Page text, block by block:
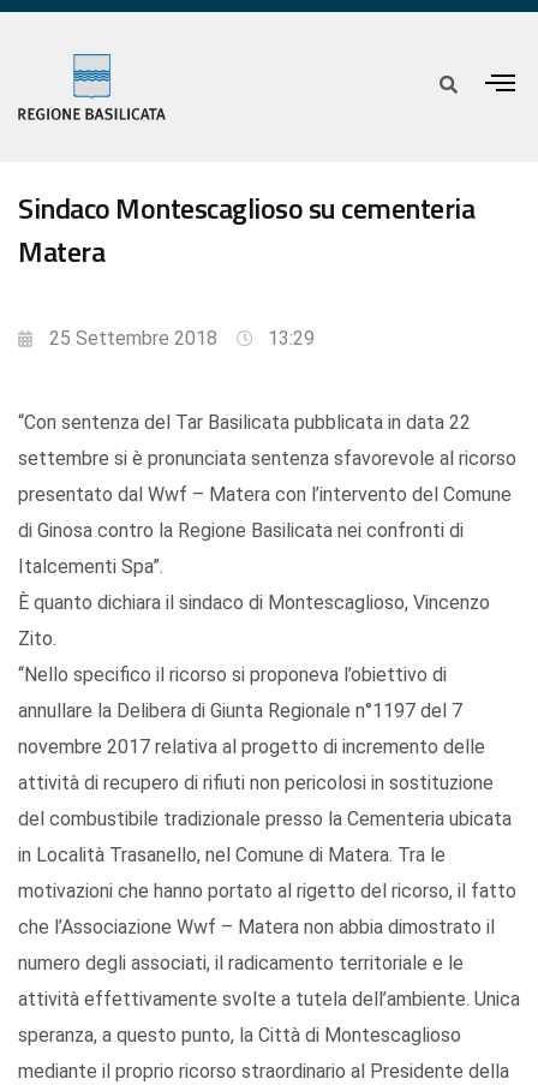
Sindaco Montescaglioso su cementeria
Matera
25 Settembre 2018 13:29
“Con sentenza del Tar Basilicata pubblicata in data 22
settembre si è pronunciata sentenza sfavorevole al ricorso
presentato dal Wwf – Matera con l’intervento del Comune
di Ginosa contro la Regione Basilicata nei confronti di
Italcementi Spa”.
È quanto dichiara il sindaco di Montescaglioso, Vincenzo
Zito.
“Nello specifico il ricorso si proponeva l’obiettivo di
annullare la Delibera di Giunta Regionale n°1197 del 7
novembre 2017 relativa al progetto di incremento delle
attività di recupero di rifiuti non pericolosi in sostituzione
del combustibile tradizionale presso la Cementeria ubicata
in Località Trasanello, nel Comune di Matera. Tra le
motivazioni che hanno portato al rigetto del ricorso, il fatto
che l’Associazione Wwf – Matera non abbia dimostrato il
numero degli associati, il radicamento territoriale e le
attività effettivamente svolte a tutela dell’ambiente. Unica
speranza, a questo punto, la Città di Montescaglioso
mediante il proprio ricorso straordinario al Presidente della